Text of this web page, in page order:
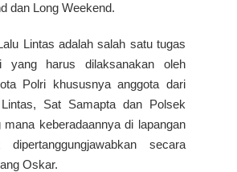
dan Long Weekend.
Lintas adalah salah satu tugas
yang harus dilaksanakan oleh
Polri khususnya anggota dari
Sat Samapta dan Polsek
mana keberadaannya di lapangan
secara
Oskar.